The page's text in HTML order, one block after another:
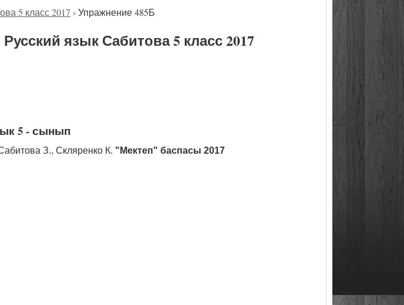
5 класс 2017 › Упражнение 485Б
язык Сабитова 5 класс 2017
5 - сынып
З., Скляренко К. "Мектеп" баспасы 2017